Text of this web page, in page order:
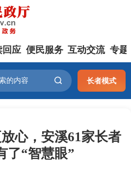
回应 便民服务 互动交流 专题
长者模式
心，安溪61家长者
了“智慧眼”